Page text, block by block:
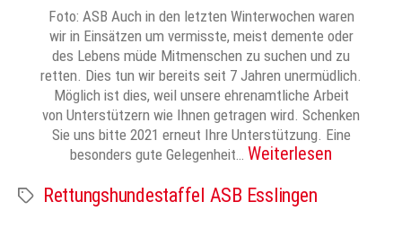
Foto: ASB Auch in den letzten Winterwochen waren
wir in Einsätzen um vermisste, meist demente oder
des Lebens müde Mitmenschen zu suchen und zu
retten. Dies tun wir bereits seit 7 Jahren unermüdlich.
Möglich ist dies, weil unsere ehrenamtliche Arbeit
von Unterstützern wie Ihnen getragen wird. Schenken
Sie uns bitte 2021 erneut Ihre Unterstützung. Eine
besonders gute Gelegenheit… Weiterlesen
Schlagwörter
Rettungshundestaffel ASB Esslingen